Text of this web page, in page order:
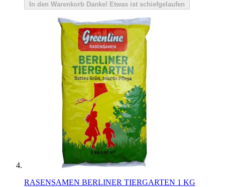
In den Warenkorb Danke! Etwas ist schiefgelaufen
RASENSAMEN BERLINER TIERGARTEN 1 KG